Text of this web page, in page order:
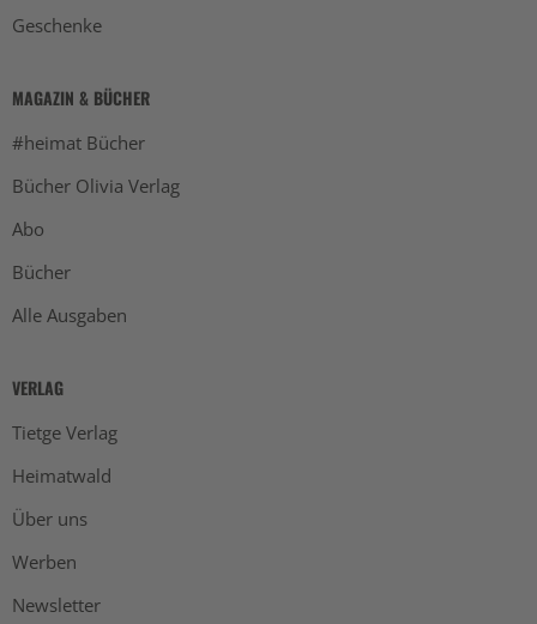
Geschenke
MAGAZIN & BÜCHER
#heimat Bücher
Bücher Olivia Verlag
Abo
Bücher
Alle Ausgaben
VERLAG
Tietge Verlag
Heimatwald
Über uns
Werben
Newsletter